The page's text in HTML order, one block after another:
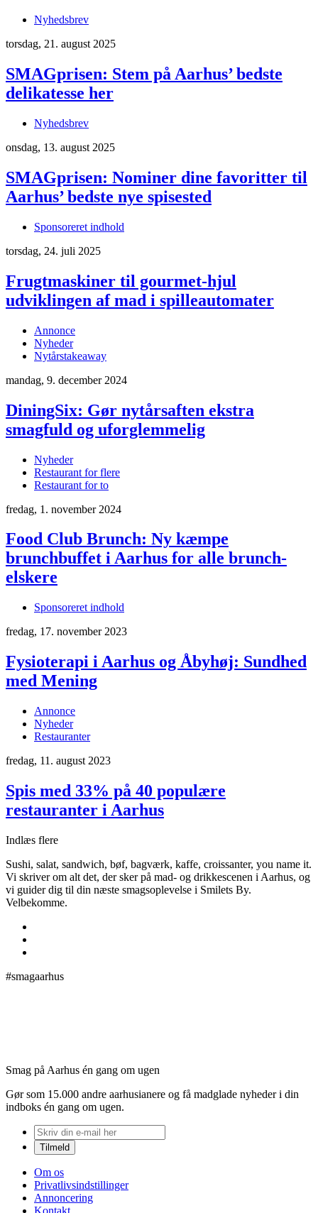
Nyhedsbrev
torsdag, 21. august 2025
SMAGprisen: Stem på Aarhus’ bedste
delikatesse her
Nyhedsbrev
onsdag, 13. august 2025
SMAGprisen: Nominer dine favoritter til
Aarhus’ bedste nye spisested
Sponsoreret indhold
torsdag, 24. juli 2025
Frugtmaskiner til gourmet-hjul
udviklingen af mad i spilleautomater
Annonce
Nyheder
Nytårstakeaway
mandag, 9. december 2024
DiningSix: Gør nytårsaften ekstra
smagfuld og uforglemmelig
Nyheder
Restaurant for flere
Restaurant for to
fredag, 1. november 2024
Food Club Brunch: Ny kæmpe
brunchbuffet i Aarhus for alle brunch-
elskere
Sponsoreret indhold
fredag, 17. november 2023
Fysioterapi i Aarhus og Åbyhøj: Sundhed
med Mening
Annonce
Nyheder
Restauranter
fredag, 11. august 2023
Spis med 33% på 40 populære
restauranter i Aarhus
Indlæs flere
Sushi, salat, sandwich, bøf, bagværk, kaffe, croissanter, you name it.
Vi skriver om alt det, der sker på mad- og drikkescenen i Aarhus, og
vi guider dig til din næste smagsoplevelse i Smilets By.
Velbekomme.
#smagaarhus
Smag på Aarhus én gang om ugen
Gør som 15.000 andre aarhusianere og få madglade nyheder i din
indboks én gang om ugen.
Om os
Privatlivsindstillinger
Annoncering
Kontakt